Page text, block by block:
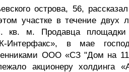
острова, 56,
участке в течение двух
кв. м. Продавца
в мае
ООО «СЗ "Дом на
акционеру холдинга